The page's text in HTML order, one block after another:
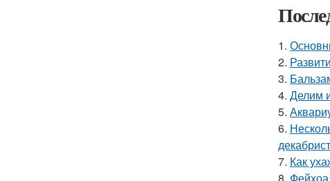
1.
2.
3.
4. Делим
5.
6.
7. Как